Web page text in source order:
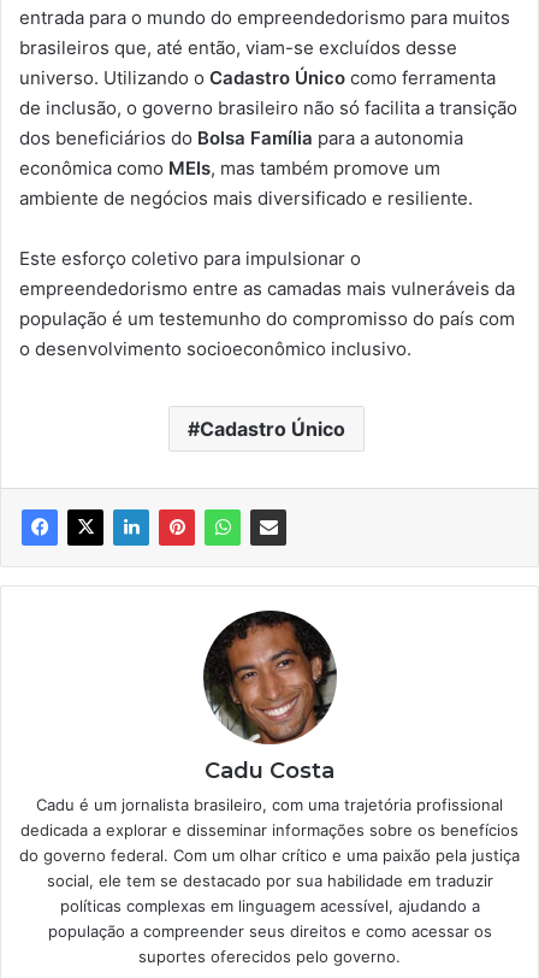
entrada para o mundo do empreendedorismo para muitos
brasileiros que, até então, viam-se excluídos desse
universo. Utilizando o Cadastro Único como ferramenta
de inclusão, o governo brasileiro não só facilita a transição
dos beneficiários do Bolsa Família para a autonomia
econômica como MEIs, mas também promove um
ambiente de negócios mais diversificado e resiliente.
Este esforço coletivo para impulsionar o
empreendedorismo entre as camadas mais vulneráveis da
população é um testemunho do compromisso do país com
o desenvolvimento socioeconômico inclusivo.
Cadastro Único
Cadu Costa
Cadu é um jornalista brasileiro, com uma trajetória profissional
dedicada a explorar e disseminar informações sobre os benefícios
do governo federal. Com um olhar crítico e uma paixão pela justiça
social, ele tem se destacado por sua habilidade em traduzir
políticas complexas em linguagem acessível, ajudando a
população a compreender seus direitos e como acessar os
suportes oferecidos pelo governo.